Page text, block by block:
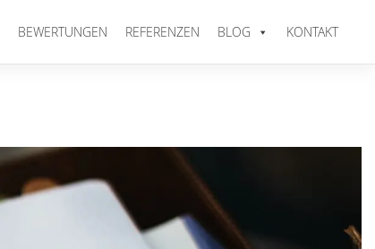
BEWERTUNGEN REFERENZEN BLOG KONTAKT